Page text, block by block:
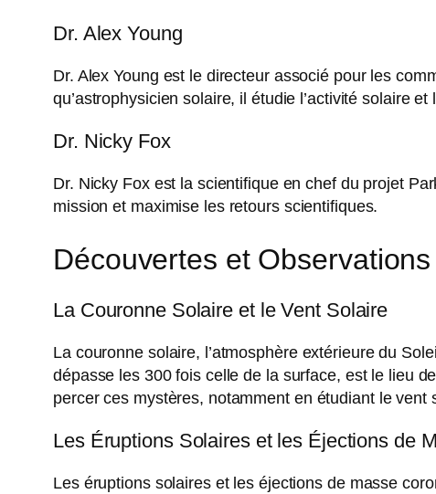
Dr. Alex Young
Dr. Alex Young est le directeur associé pour les
qu’astrophysicien solaire, il étudie l’activité solaire
Dr. Nicky Fox
Dr. Nicky Fox est la scientifique en chef du projet
mission et maximise les retours scientifiques.
Découvertes et Observations
La Couronne Solaire et le Vent Solaire
La couronne solaire, l’atmosphère extérieure du
dépasse les 300 fois celle de la surface, est le lieu
percer ces mystères, notamment en étudiant le
Les Éruptions Solaires et les Éjections de
Les éruptions solaires et les éjections de masse